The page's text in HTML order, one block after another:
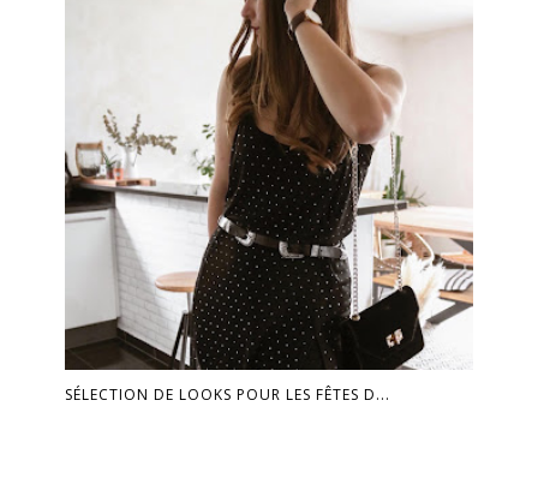
SÉLECTION DE LOOKS POUR LES FÊTES D...